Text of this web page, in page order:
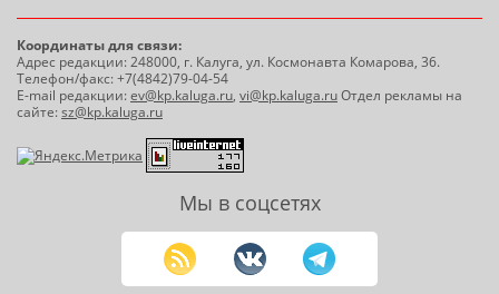
Координаты для связи:
Адрес редакции: 248000, г. Калуга, ул. Космонавта Комарова, 36.
Телефон/факс: +7(4842)79-04-54
E-mail редакции:ev@kp.kaluga.ru, vi@kp.kaluga.ruОтдел рекламы на
сайте:sz@kp.kaluga.ru
Мы в соцсетях